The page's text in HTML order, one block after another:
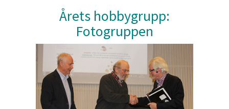
Årets hobbygrupp:
Fotogruppen